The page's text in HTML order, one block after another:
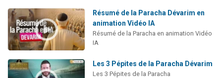
Résumé de la Paracha Dévarim en
animation Vidéo IA
Résumé de la Paracha en animation Vidéo
IA
Les 3 Pépites de la Paracha Dévarim
Les 3 Pépites de la Paracha